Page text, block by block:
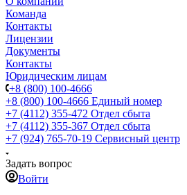
Команда
Контакты
Лицензии
Документы
Контакты
Юридическим лицам
+8 (800) 100-4666
+8 (800) 100-4666 Единый номер
+7 (4112) 355-472 Отдел сбыта
+7 (4112) 355-367 Отдел сбыта
+7 (924) 765-70-19 Сервисный центр
Задать вопрос
Войти